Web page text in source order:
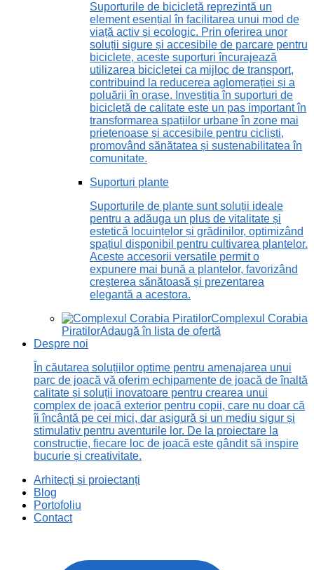
Suporturile de bicicletă reprezintă un
element esențial în facilitarea unui mod de
viață activ și ecologic. Prin oferirea unor
soluții sigure și accesibile de parcare pentru
biciclete, aceste suporturi încurajează
utilizarea bicicletei ca mijloc de transport,
contribuind la reducerea aglomerației și a
poluării în orașe. Investiția în suporturi de
bicicletă de calitate este un pas important în
transformarea spațiilor urbane în zone mai
prietenoase și accesibile pentru cicliști,
promovând sănătatea și sustenabilitatea în
comunitate.
Suporturi plante
Suporturile de plante sunt soluții ideale
pentru a adăuga un plus de vitalitate și
estetică locuințelor și grădinilor, optimizând
spațiul disponibil pentru cultivarea plantelor.
Aceste accesorii versatile permit o
expunere mai bună a plantelor, favorizând
creșterea sănătoasă și prezentarea
elegantă a acestora.
Complexul Corabia
PiratilorAdaugă în lista de ofertă
Despre noi
În căutarea soluțiilor optime pentru amenajarea unui
parc de joacă vă oferim echipamente de joacă de înaltă
calitate și soluții inovatoare pentru crearea unui
complex de joacă exterior pentru copii, care nu doar că
îi încântă pe cei mici, dar asigură și un mediu sigur și
stimulativ pentru aventurile lor. De la proiectare la
construcție, fiecare loc de joacă este gândit să inspire
bucurie și creativitate.
Arhitecți și proiectanți
Blog
Portofoliu
Contact